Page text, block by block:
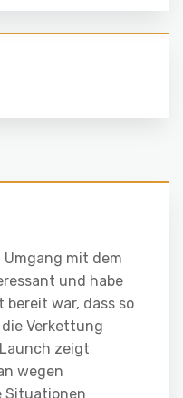
mit dem
und habe
bereit war, dass so
Verkettung
zeigt
wegen
Situationen